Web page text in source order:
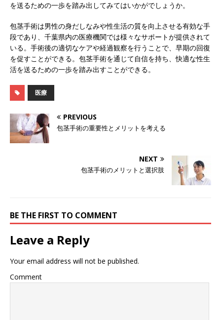
を送るための一歩を踏み出してみてはいかがでしょうか。
包茎手術は男性の身だしなみや性生活の質を向上させる有効な手
段であり、千葉県内の医療機関では様々なサポートが提供されて
いる。手術後の適切なケアや経過観察を行うことで、早期の回復
を促すことができる。包茎手術を通じて自信を持ち、快適な性生
活を送るための一歩を踏み出すことができる。
医療
PREVIOUS
包茎手術の重要性とメリットを考える
NEXT
包茎手術のメリットと選択肢
BE THE FIRST TO COMMENT
Leave a Reply
Your email address will not be published.
Comment